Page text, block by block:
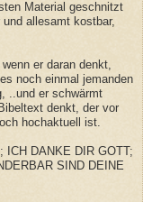
Material geschnitzt
allesamt kostbar,
er daran denkt,
noch einmal jemanden
..und er schwärmt
denkt, der vor
hochaktuell ist.
ICH DANKE DIR GOTT;
SIND DEINE